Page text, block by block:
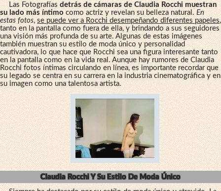
Las Fotografías detrás de cámaras de Claudia Rocchi muestran
su lado más íntimo como actriz y revelan su belleza natural. En
estas fotos, se puede ver a Rocchi desempeñando diferentes papeles,
tanto en la pantalla como fuera de ella, y brindando a sus seguidores
una visión más profunda de su arte. Algunas de estas imágenes
también muestran su estilo de moda único y personalidad
cautivadora, lo que hace que Rocchi sea una figura interesante tanto
en la pantalla como en la vida real. Aunque hay rumores de Claudia
Rocchi fotos íntimas circulando en línea, es importante recordar que
su legado se centra en su carrera en la industria cinematográfica y en
su imagen como una talentosa artista.
Claudia Rocchi Y Su Estilo De Moda Único